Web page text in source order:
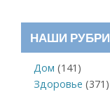
НАШИ
Дом (141)
Здоровье (371)